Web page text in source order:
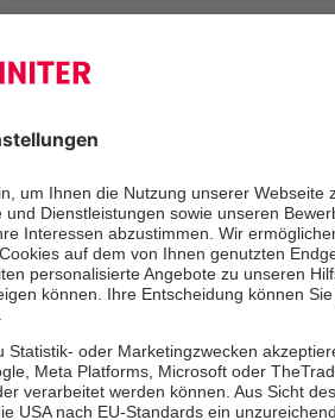
PLZ*
Bundesland
Telefonnummer